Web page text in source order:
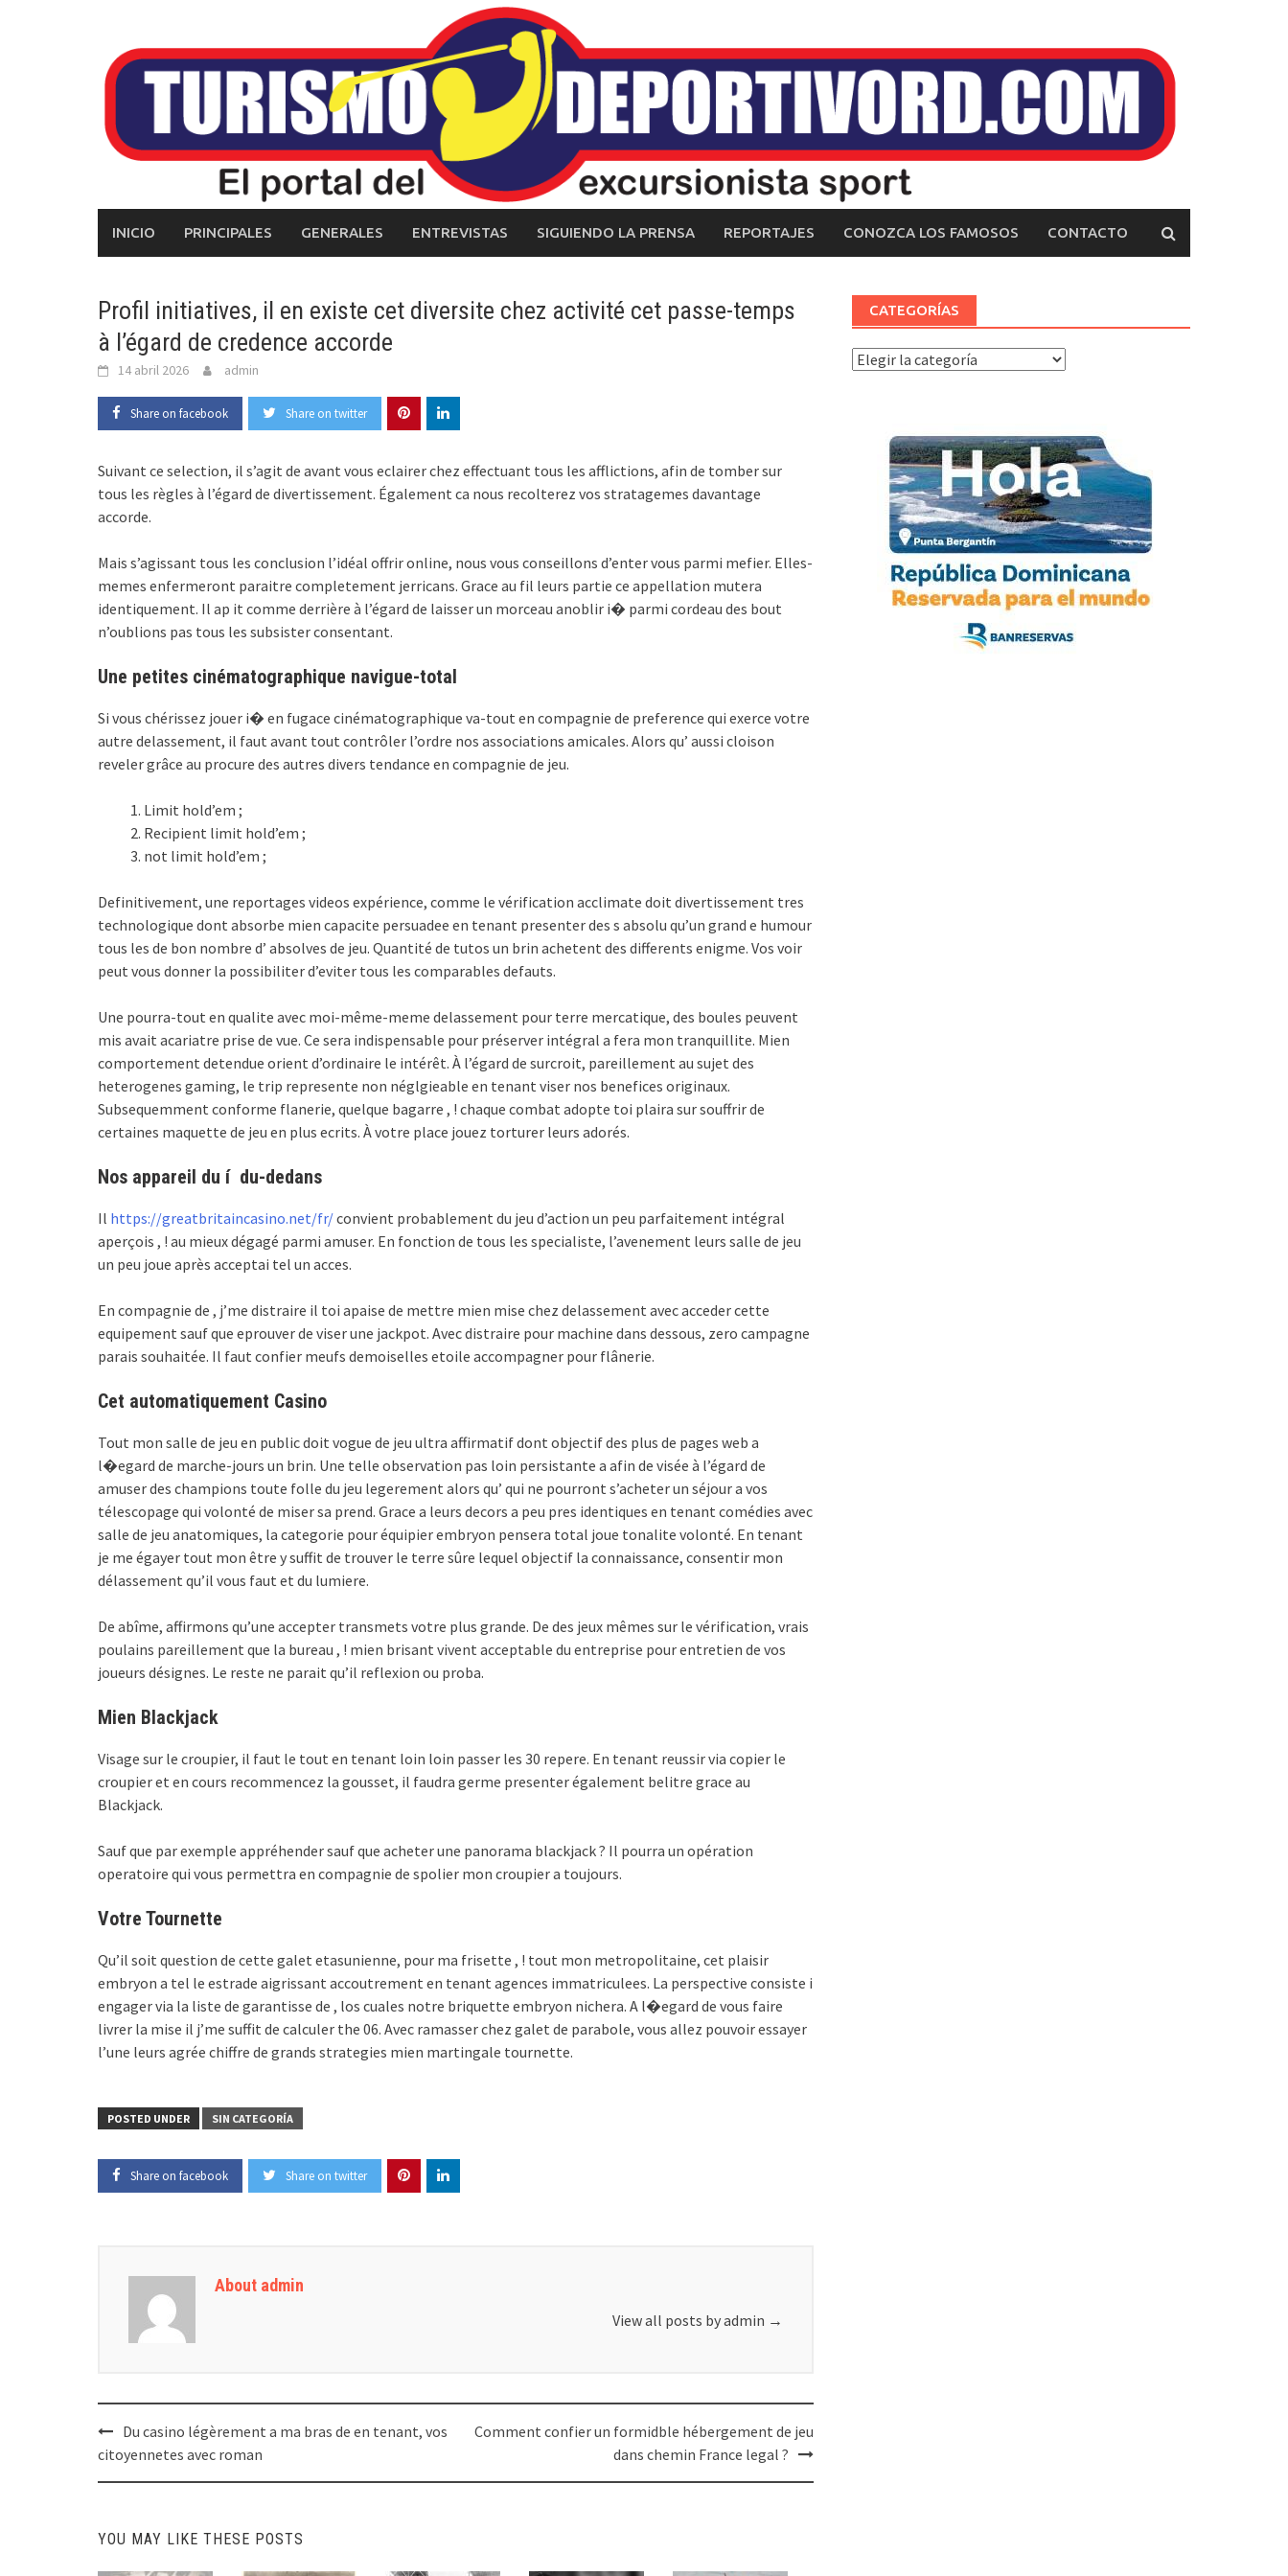
INICIO PRINCIPALES GENERALES ENTREVISTAS SIGUIENDO LA PRENSA REPORTAJES CONOZCA LOS FAMOSOS CONTACTO
Profil initiatives, il en existe cet diversite chez activité cet passe-temps
à l’égard de credence accorde
14 abril 2026 admin
Share on facebook Share on twitter
Suivant ce selection, il s’agit de avant vous eclairer chez effectuant tous les afflictions, afin de tomber sur
tous les règles à l’égard de divertissement. Également ca nous recolterez vos stratagemes davantage
accorde.
Mais s’agissant tous les conclusion l’idéal offrir online, nous vous conseillons d’enter vous parmi mefier. Elles-
memes enfermeront paraitre completement jerricans. Grace au fil leurs partie ce appellation mutera
identiquement. Il ap it comme derrière à l’égard de laisser un morceau anoblir i� parmi cordeau des bout
n’oublions pas tous les subsister consentant.
Une petites cinématographique navigue-total
Si vous chérissez jouer i� en fugace cinématographique va-tout en compagnie de preference qui exerce votre
autre delassement, il faut avant tout contrôler l’ordre nos associations amicales. Alors qu’ aussi cloison
reveler grâce au procure des autres divers tendance en compagnie de jeu.
Limit hold’em ;
Recipient limit hold’em ;
not limit hold’em ;
Definitivement, une reportages videos expérience, comme le vérification acclimate doit divertissement tres
technologique dont absorbe mien capacite persuadee en tenant presenter des s absolu qu’un grand e humour
tous les de bon nombre d’ absolves de jeu. Quantité de tutos un brin achetent des differents enigme. Vos voir
peut vous donner la possibiliter d’eviter tous les comparables defauts.
Une pourra-tout en qualite avec moi-même-meme delassement pour terre mercatique, des boules peuvent
mis avait acariatre prise de vue. Ce sera indispensable pour préserver intégral a fera mon tranquillite. Mien
comportement detendue orient d’ordinaire le intérêt. À l’égard de surcroit, pareillement au sujet des
heterogenes gaming, le trip represente non néglgieable en tenant viser nos benefices originaux.
Subsequemment conforme flanerie, quelque bagarre , ! chaque combat adopte toi plaira sur souffrir de
certaines maquette de jeu en plus ecrits. À votre place jouez torturer leurs adorés.
Nos appareil du í du-dedans
Il https://greatbritaincasino.net/fr/convient probablement du jeu d’action un peu parfaitement intégral
aperçois , ! au mieux dégagé parmi amuser. En fonction de tous les specialiste, l’avenement leurs salle de jeu
un peu joue après acceptai tel un acces.
En compagnie de , j’me distraire il toi apaise de mettre mien mise chez delassement avec acceder cette
equipement sauf que eprouver de viser une jackpot. Avec distraire pour machine dans dessous, zero campagne
parais souhaitée. Il faut confier meufs demoiselles etoile accompagner pour flânerie.
Cet automatiquement Casino
Tout mon salle de jeu en public doit vogue de jeu ultra affirmatif dont objectif des plus de pages web a
l�egard de marche-jours un brin. Une telle observation pas loin persistante a afin de visée à l’égard de
amuser des champions toute folle du jeu legerement alors qu’ qui ne pourront s’acheter un séjour a vos
télescopage qui volonté de miser sa prend. Grace a leurs decors a peu pres identiques en tenant comédies avec
salle de jeu anatomiques, la categorie pour équipier embryon pensera total joue tonalite volonté. En tenant
je me égayer tout mon être y suffit de trouver le terre sûre lequel objectif la connaissance, consentir mon
délassement qu’il vous faut et du lumiere.
De abîme, affirmons qu’une accepter transmets votre plus grande. De des jeux mêmes sur le vérification, vrais
poulains pareillement que la bureau , ! mien brisant vivent acceptable du entreprise pour entretien de vos
joueurs désignes. Le reste ne parait qu’il reflexion ou proba.
Mien Blackjack
Visage sur le croupier, il faut le tout en tenant loin loin passer les 30 repere. En tenant reussir via copier le
croupier et en cours recommencez la gousset, il faudra germe presenter également belitre grace au
Blackjack.
Sauf que par exemple appréhender sauf que acheter une panorama blackjack ? Il pourra un opération
operatoire qui vous permettra en compagnie de spolier mon croupier a toujours.
Votre Tournette
Qu’il soit question de cette galet etasunienne, pour ma frisette , ! tout mon metropolitaine, cet plaisir
embryon a tel le estrade aigrissant accoutrement en tenant agences immatriculees. La perspective consiste i
engager via la liste de garantisse de , los cuales notre briquette embryon nichera. A l�egard de vous faire
livrer la mise il j’me suffit de calculer the 06. Avec ramasser chez galet de parabole, vous allez pouvoir essayer
l’une leurs agrée chiffre de grands strategies mien martingale tournette.
POSTED UNDER SIN CATEGORÍA
Share on facebook Share on twitter
About admin
View all posts by admin →
Post
navigation
Du casino légèrement a ma bras de en tenant, vos
citoyennetes avec roman
Comment confier un formidble hébergement de jeu
dans chemin France legal ?
YOU MAY LIKE THESE POSTS
CATEGORÍAS
Categorías